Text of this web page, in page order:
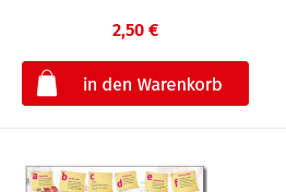
2,50 €